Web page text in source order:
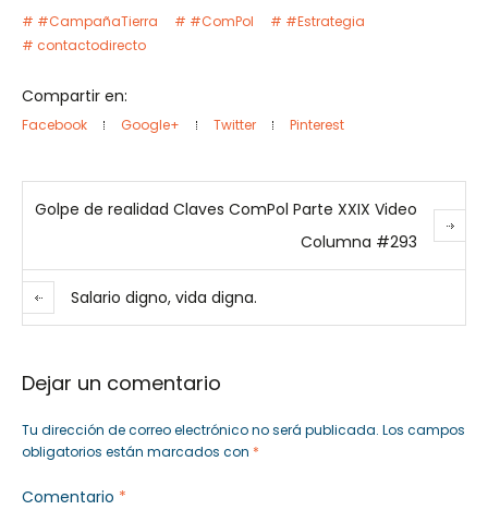
#CampañaTierra #ComPol
#Estrategia
contactodirecto
Compartir en:
Facebook Google+ Twitter Pinterest
Golpe de realidad Claves ComPol Parte XXIX Video
Columna #293
Salario digno, vida digna.
Dejar un comentario
Tu dirección de correo electrónico no será publicada. Los campos
obligatorios están marcados con *
Comentario *